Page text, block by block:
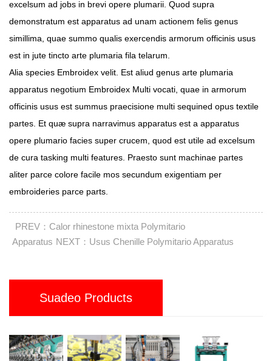
excelsum ad jobs in brevi opere plumarii. Quod supra
demonstratum est apparatus ad unam actionem felis genus
simillima, quae summo qualis exercendis armorum officinis usus
est in jute tincto arte plumaria fila telarum.
Alia species Embroidex velit. Est aliud genus arte plumaria
apparatus negotium Embroidex Multi vocati, quae in armorum
officinis usus est summus praecisione multi sequined opus textile
partes. Et quæ supra narravimus apparatus est a apparatus
opere plumario facies super crucem, quod est utile ad excelsum
de cura tasking multi features. Praesto sunt machinae partes
aliter parce colore facile mos secundum exigentiam per
embroideries parce parts.
PREV：Calor rhinestone mixta Polymitario
Apparatus NEXT：Usus Chenille Polymitario Apparatus
Suadeo Products